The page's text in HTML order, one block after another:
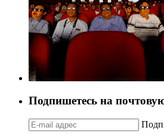
Подпишетесь на